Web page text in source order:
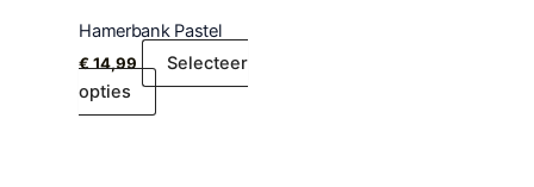
Hamerbank Pastel
€14,99
Selecteer
opties